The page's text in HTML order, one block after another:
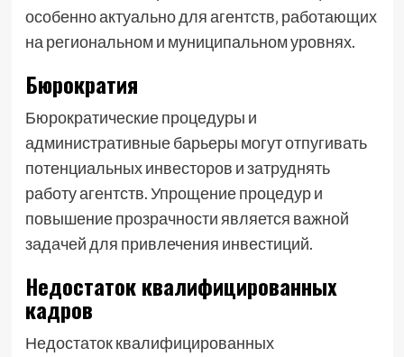
особенно актуально для агентств‚ работающих
на региональном и муниципальном уровнях.
Бюрократия
Бюрократические процедуры и
административные барьеры могут отпугивать
потенциальных инвесторов и затруднять
работу агентств. Упрощение процедур и
повышение прозрачности является важной
задачей для привлечения инвестиций.
Недостаток квалифицированных
кадров
Недостаток квалифицированных